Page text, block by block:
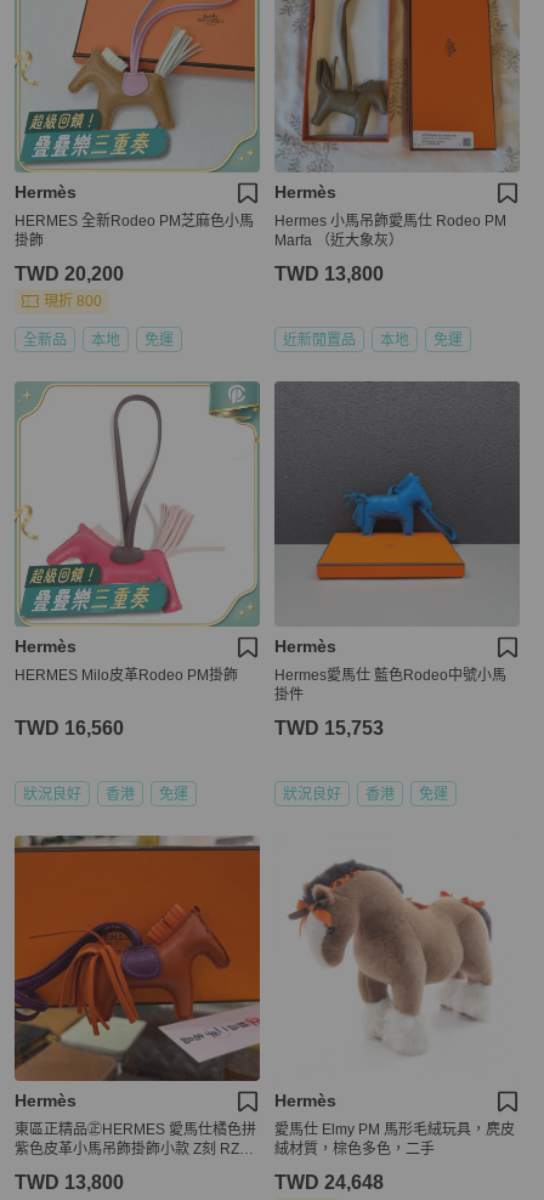
Hermès
HERMES 全新Rodeo PM芝麻色小馬
掛飾
TWD 20,200
現折 800
全新品 本地 免運
Hermès
Hermes 小馬吊飾愛馬仕 Rodeo PM
Marfa （近大象灰）
TWD 13,800
近新閒置品 本地 免運
Hermès
HERMES Milo皮革Rodeo PM掛飾
TWD 16,560
狀況良好 香港 免運
Hermès
Hermes愛馬仕 藍色Rodeo中號小馬
掛件
TWD 15,753
狀況良好 香港 免運
Hermès
東區正精品㊣HERMES 愛馬仕橘色拼
紫色皮革小馬吊飾掛飾小款 Z刻 RZ59
TWD 13,800
Hermès
愛馬仕 Elmy PM 馬形毛絨玩具，麂皮
絨材質，棕色多色，二手
TWD 24,648